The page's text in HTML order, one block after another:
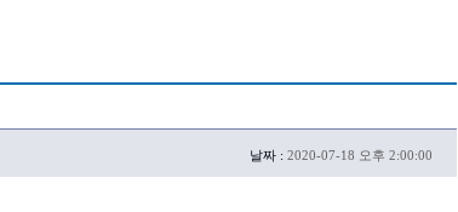
날짜 : 2020-07-18 오후 2:00:00